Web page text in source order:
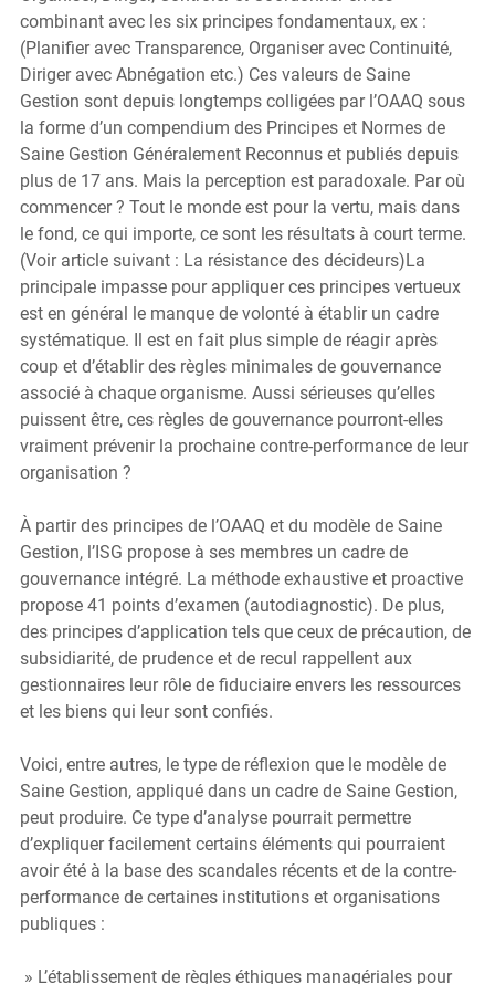
combinant avec les six principes fondamentaux, ex :
(Planifier avec Transparence, Organiser avec Continuité,
Diriger avec Abnégation etc.) Ces valeurs de Saine
Gestion sont depuis longtemps colligées par l’OAAQ sous
la forme d’un compendium des Principes et Normes de
Saine Gestion Généralement Reconnus et publiés depuis
plus de 17 ans. Mais la perception est paradoxale. Par où
commencer ? Tout le monde est pour la vertu, mais dans
le fond, ce qui importe, ce sont les résultats à court terme.
(Voir article suivant : La résistance des décideurs)La
principale impasse pour appliquer ces principes vertueux
est en général le manque de volonté à établir un cadre
systématique. Il est en fait plus simple de réagir après
coup et d’établir des règles minimales de gouvernance
associé à chaque organisme. Aussi sérieuses qu’elles
puissent être, ces règles de gouvernance pourront-elles
vraiment prévenir la prochaine contre-performance de leur
organisation ?
À partir des principes de l’OAAQ et du modèle de Saine
Gestion, l’ISG propose à ses membres un cadre de
gouvernance intégré. La méthode exhaustive et proactive
propose 41 points d’examen (autodiagnostic). De plus,
des principes d’application tels que ceux de précaution, de
subsidiarité, de prudence et de recul rappellent aux
gestionnaires leur rôle de fiduciaire envers les ressources
et les biens qui leur sont confiés.
Voici, entre autres, le type de réflexion que le modèle de
Saine Gestion, appliqué dans un cadre de Saine Gestion,
peut produire. Ce type d’analyse pourrait permettre
d’expliquer facilement certains éléments qui pourraient
avoir été à la base des scandales récents et de la contre-
performance de certaines institutions et organisations
publiques :
» L’établissement de règles éthiques managériales pour